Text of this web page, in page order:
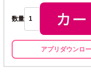
数量
アプリダウンロ